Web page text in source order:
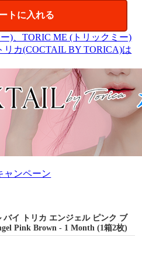
トに入れる
バイ トリカ エンジェル ピンク ブ
Pink Brown - 1 Month (1箱2枚)